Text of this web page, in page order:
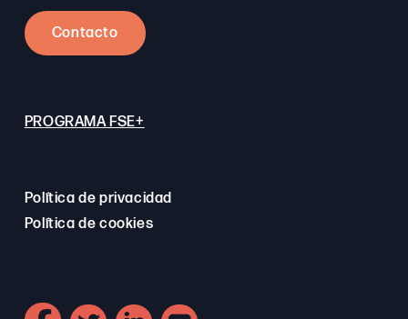
Contacto
PROGRAMA FSE+
Política de privacidad
Política de cookies